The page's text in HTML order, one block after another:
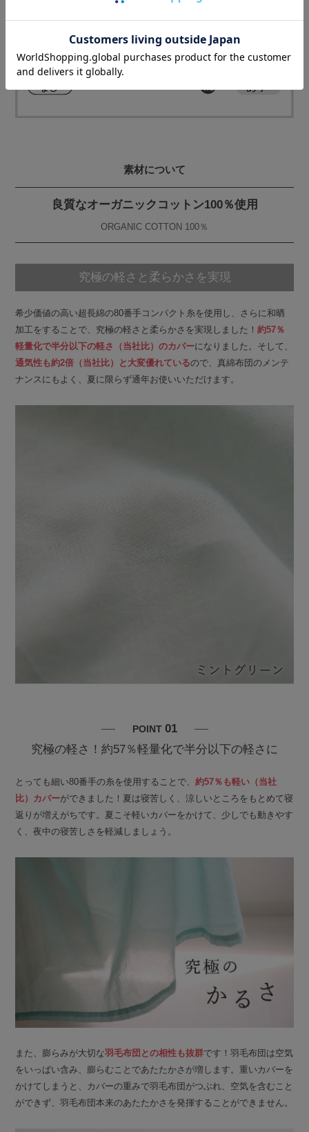
素材について
良質なオーガニックコットン100％使用
ORGANIC COTTON 100％
究極の軽さと柔らかさを実現
希少価値の高い超長綿の80番手コンパクト糸を使用し、さらに和晒
加工をすることで、究極の軽さと柔らかさを実現しました！約57％
軽量化で半分以下の軽さ（当社比）のカバーになりました。そして、
通気性も約2倍（当社比）と大変優れているので、真綿布団のメンテ
ナンスにもよく、夏に限らず通年お使いいただけます。
POINT 01
究極の軽さ！約57％軽量化で半分以下の軽さに
とっても細い80番手の糸を使用することで、約57％も軽い（当社
比）カバーができました！夏は寝苦しく、涼しいところをもとめて寝
返りが増えがちです。夏こそ軽いカバーをかけて、少しでも動きやす
く、夜中の寝苦しさを軽減しましょう。
また、膨らみが大切な羽毛布団との相性も抜群です！羽毛布団は空気
をいっぱい含み、膨らむことであたたかさが増します。重いカバーを
かけてしまうと、カバーの重みで羽毛布団がつぶれ、空気を含むこと
ができず、羽毛布団本来のあたたかさを発揮することができません。